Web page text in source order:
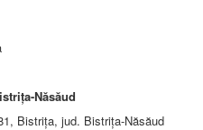
Năsăud
Bistriţa, jud. Bistriţa-Năsăud